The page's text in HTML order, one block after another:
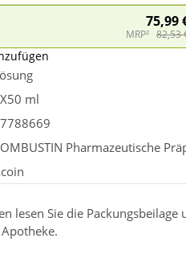
75,99
MRP² 82,53
ml
Pharmazeutische
lesen Sie die Packungsbeilage